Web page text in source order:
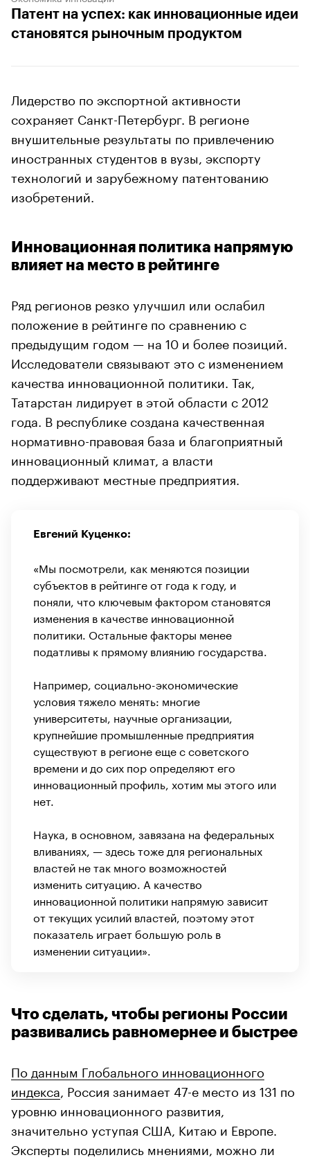
Патент на успех: как инновационные идеи
становятся рыночным продуктом
Лидерство по экспортной активности
сохраняет Санкт-Петербург. В регионе
внушительные результаты по привлечению
иностранных студентов в вузы, экспорту
технологий и зарубежному патентованию
изобретений.
Инновационная политика напрямую
влияет на место в рейтинге
Ряд регионов резко улучшил или ослабил
положение в рейтинге по сравнению с
предыдущим годом — на 10 и более позиций.
Исследователи связывают это с изменением
качества инновационной политики. Так,
Татарстан лидирует в этой области с 2012
года. В республике создана качественная
нормативно-правовая база и благоприятный
инновационный климат, а власти
поддерживают местные предприятия.
Евгений Куценко:
«Мы посмотрели, как меняются позиции
субъектов в рейтинге от года к году, и
поняли, что ключевым фактором становятся
изменения в качестве инновационной
политики. Остальные факторы менее
податливы к прямому влиянию государства.
Например, социально-экономические
условия тяжело менять: многие
университеты, научные организации,
крупнейшие промышленные предприятия
существуют в регионе еще с советского
времени и до сих пор определяют его
инновационный профиль, хотим мы этого или
нет.
Наука, в основном, завязана на федеральных
вливаниях, — здесь тоже для региональных
властей не так много возможностей
изменить ситуацию. А качество
инновационной политики напрямую зависит
от текущих усилий властей, поэтому этот
показатель играет большую роль в
изменении ситуации».
Что сделать, чтобы регионы России
развивались равномернее и быстрее
По данным Глобального инновационного
индекса , Россия занимает 47-е место из 131 по
уровню инновационного развития,
значительно уступая США, Китаю и Европе.
Эксперты поделились мнениями, можно ли